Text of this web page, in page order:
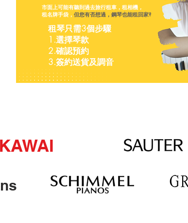
租琴只需3個步驟
1.選擇琴款
2.確認預約
3.簽約送貨及調音
市面上可能有聽到過去旅行租車，租相機，
租名牌手袋， 但您有否想過，鋼琴也能租回家?
KAWAI